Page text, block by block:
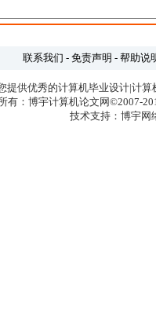
联系我们 - 免责声明 - 帮助说
提供优秀的计算机毕业设计|计
有：博宇计算机论文网©2007-
技术支持：博宇网